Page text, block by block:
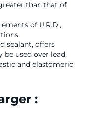
than that of
of U.R.D.,
sealant, offers
used over lead,
and elastomeric
: